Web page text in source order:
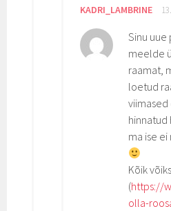
KADRI_LAMBRINE
Sinu
meelde
raamat,
loetud
hinnatud
ma ise
Kõik
(https://
olla-